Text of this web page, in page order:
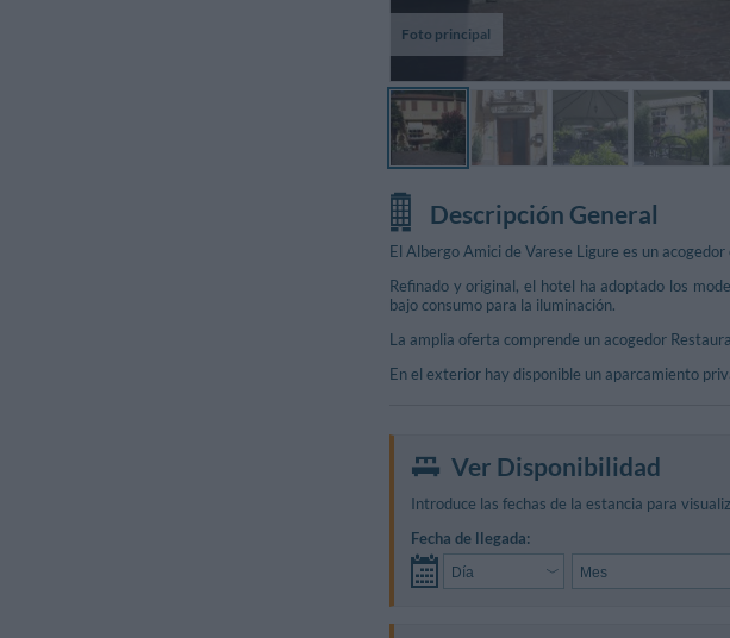
Foto principal
Descripción General
El Albergo Amici de Varese Ligure es un
Refinado y original, el hotel ha adoptado los
bajo consumo para la iluminación.
La amplia oferta comprende un acogedor
En el exterior hay disponible un aparcamiento
Ver Disponibilidad
Introduce las fechas de la estancia para
Fecha de llegada: